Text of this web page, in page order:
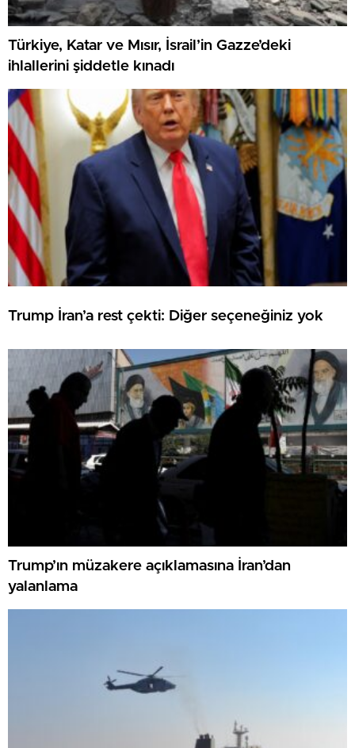
Türkiye, Katar ve Mısır, İsrail’in Gazze’deki
ihlallerini şiddetle kınadı
Trump İran’a rest çekti: Diğer seçeneğiniz yok
Trump’ın müzakere açıklamasına İran’dan
yalanlama